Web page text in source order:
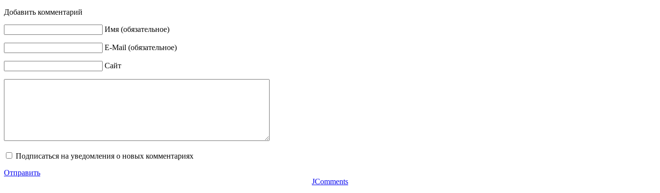
Добавить комментарий
Имя (обязательное)
E-Mail (обязательное)
Сайт
Подписаться на уведомления о новых комментариях
Отправить
JComments